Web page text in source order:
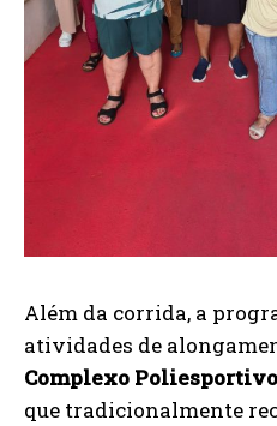
Além da corrida, a
atividades de
Complexo
que tradicionalmente